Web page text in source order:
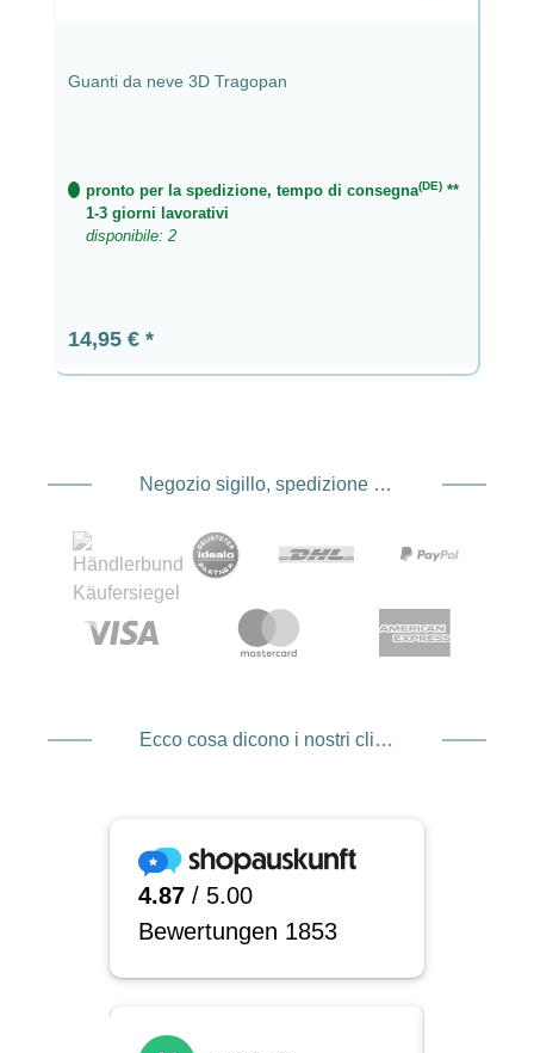
Guanti da neve 3D Tragopan
pronto per la spedizione, tempo di consegna(DE) **
1-3 giorni lavorativi
disponibile: 2
Prezzo normale:
14,95 €
Negozio sigillo, spedizione e spedizione Fornitore di servizi di pagamento
Ecco cosa dicono i nostri clienti